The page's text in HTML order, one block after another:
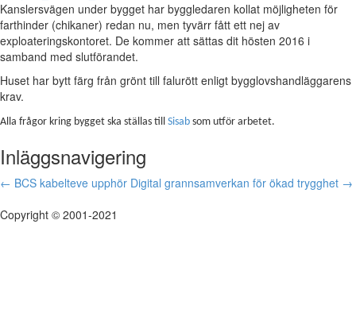
Kanslersvägen under bygget har byggledaren kollat möjligheten för
farthinder (chikaner) redan nu, men tyvärr fått ett nej av
exploateringskontoret. De kommer att sättas dit hösten 2016 i
samband med slutförandet.
Huset har bytt färg från grönt till falurött enligt bygglovshandläggarens
krav.
Alla frågor kring bygget ska ställas till Sisab som utför arbetet.
Inläggsnavigering
← BCS kabelteve upphör Digital grannsamverkan för ökad trygghet →
Copyright © 2001-2021